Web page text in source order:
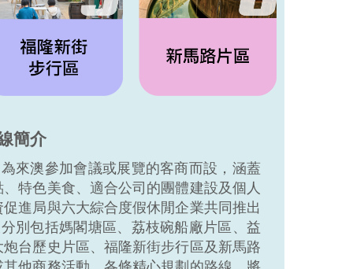
簡介
來澳參加會議或展覽的客商而設，涵蓋
特色美食、適合公司的團體建設及個人
進局與六大綜合度假休閒企業共同推出
別包括媽閣塘區、荔枝碗船廠片區、益
台歷史片區、福隆新街步行區及新馬路